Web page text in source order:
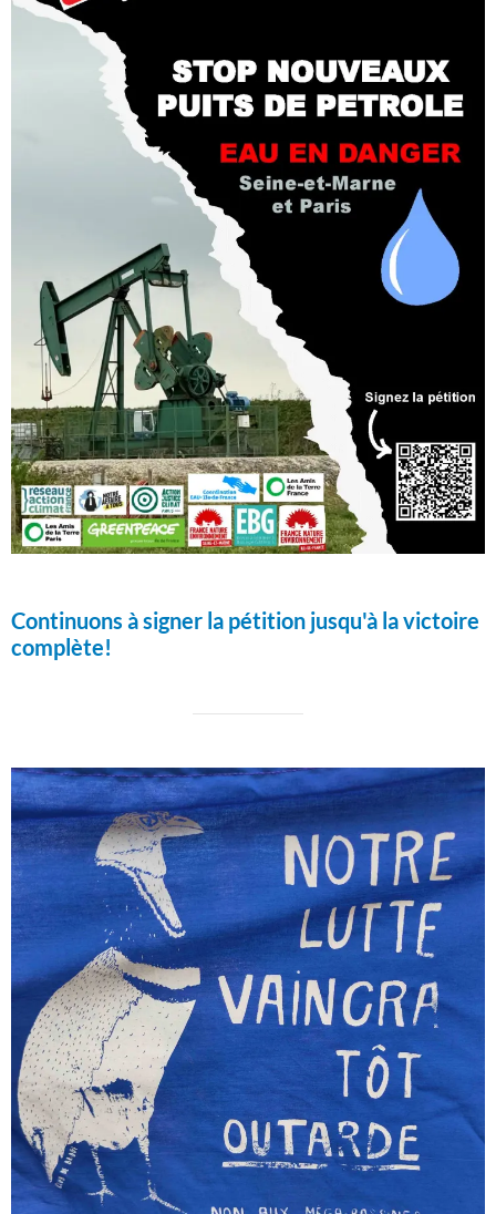
Continuons à signer la pétition jusqu'à la victoire
complète!